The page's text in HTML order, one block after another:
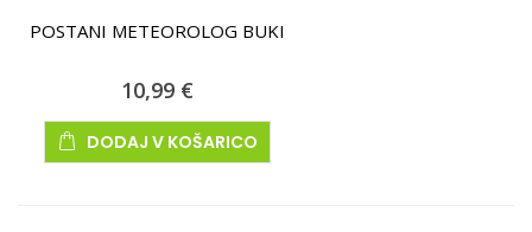
POSTANI METEOROLOG BUKI
10,99 €
DODAJ V KOŠARICO